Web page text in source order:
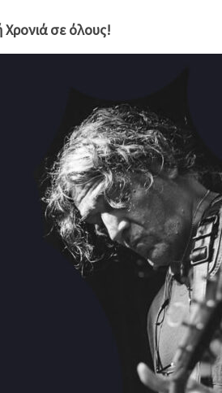
Χρονιά σε όλους!